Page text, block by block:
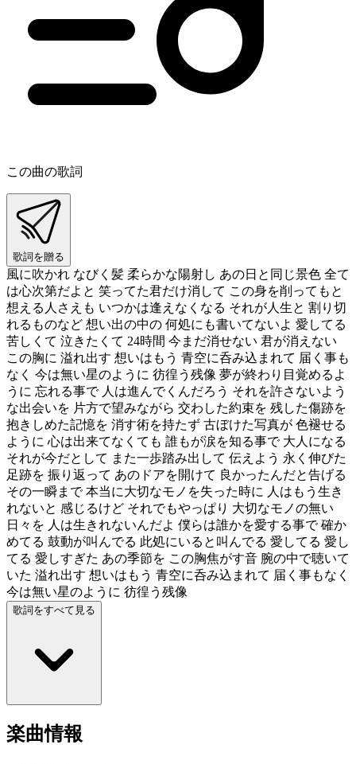
この曲の歌詞
歌詞を贈る
風に吹かれ なびく髪 柔らかな陽射し あの日と同じ景色 全て
は心次第だよと 笑ってた君だけ消して この身を削ってもと
想える人さえも いつかは逢えなくなる それが人生と 割り切
れるものなど 想い出の中の 何処にも書いてないよ 愛してる
苦しくて 泣きたくて 24時間 今まだ消せない 君が消えない
この胸に 溢れ出す 想いはもう 青空に呑み込まれて 届く事も
なく 今は無い星のように 彷徨う残像 夢が終わり目覚めるよ
うに 忘れる事で 人は進んでくんだろう それを許さないよう
な出会いを 片方で望みながら 交わした約束を 残した傷跡を
抱きしめた記憶を 消す術を持たず 古ぼけた写真が 色褪せる
ように 心は出来てなくても 誰もが涙を知る事で 大人になる
それが今だとして また一歩踏み出して 伝えよう 永く伸びた
足跡を 振り返って あのドアを開けて 良かったんだと告げる
その一瞬まで 本当に大切なモノを失った時に 人はもう生き
れないと 感じるけど それでもやっぱり 大切なモノの無い
日々を 人は生きれないんだよ 僕らは誰かを愛する事で 確か
めてる 鼓動が叫んでる 此処にいると叫んでる 愛してる 愛し
てる 愛しすぎた あの季節を この胸焦がす音 腕の中で聴いて
いた 溢れ出す 想いはもう 青空に呑み込まれて 届く事もなく
今は無い星のように 彷徨う残像
歌詞をすべて見る
楽曲情報